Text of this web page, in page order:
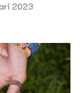
2023